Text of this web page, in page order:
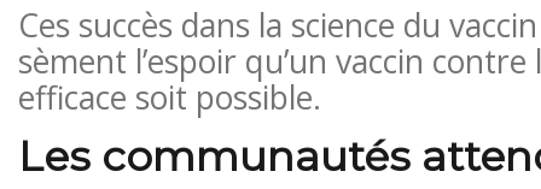
Ces succès dans la science du
sèment l’espoir qu’un vaccin
efficace soit possible.
Les communautés